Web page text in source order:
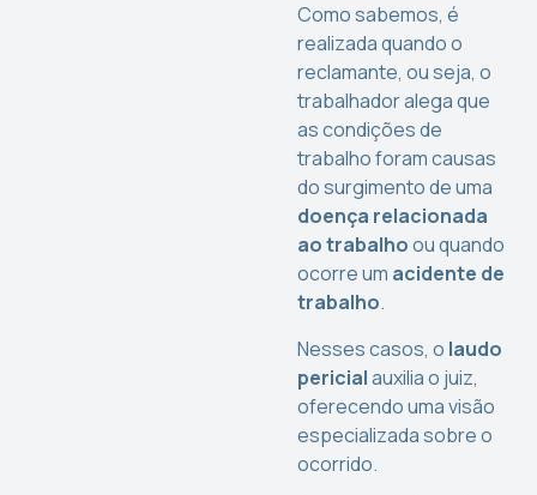
Como sabemos, é
realizada quando o
reclamante, ou seja, o
trabalhador alega que
as condições de
trabalho foram causas
do surgimento de uma
doença relacionada
ao trabalhoou quando
ocorre um acidente de
trabalho.
Nesses casos, o laudo
pericialauxilia o juiz,
oferecendo uma visão
especializada sobre o
ocorrido.